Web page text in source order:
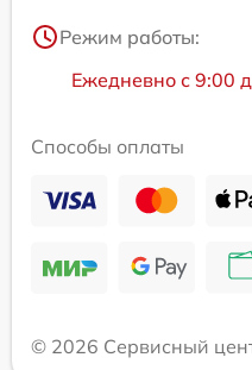
Режим работы:
Ежедневно с 9:00
Способы оплаты
© 2026 Сервисный